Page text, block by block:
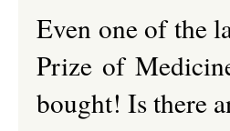
Even one of the
Prize of
bought! Is there